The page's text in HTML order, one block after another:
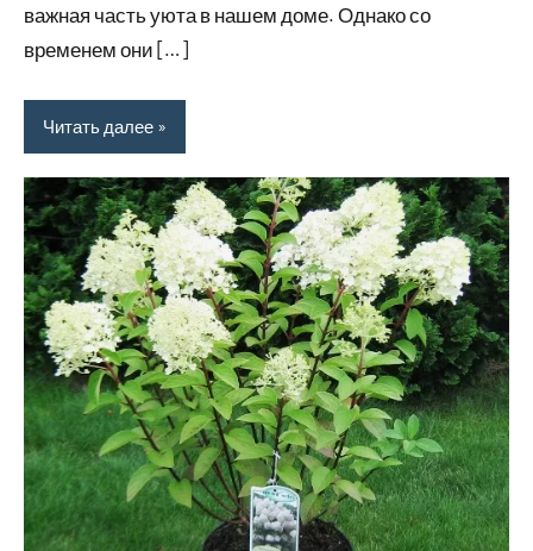
важная часть уюта в нашем доме. Однако со
временем они […]
Читать далее